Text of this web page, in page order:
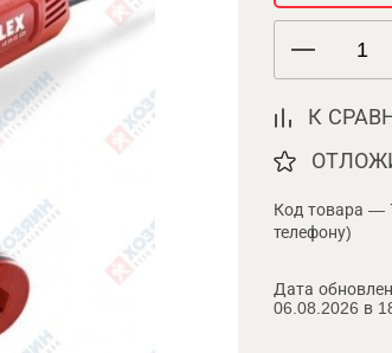
К
Код товара —
телефону)
Дата
06.08.2026 в